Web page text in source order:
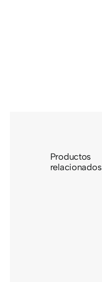
Productos
relacionados